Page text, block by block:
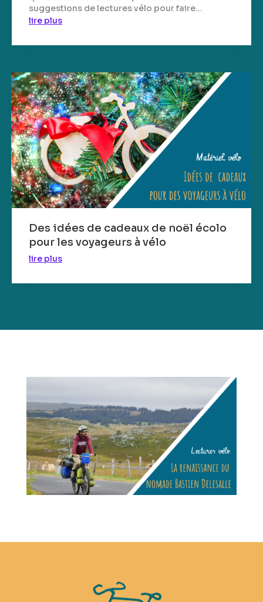
suggestions de lectures vélo pour faire...
lire plus
Des idées de cadeaux de noël écolo
pour les voyageurs à vélo
lire plus